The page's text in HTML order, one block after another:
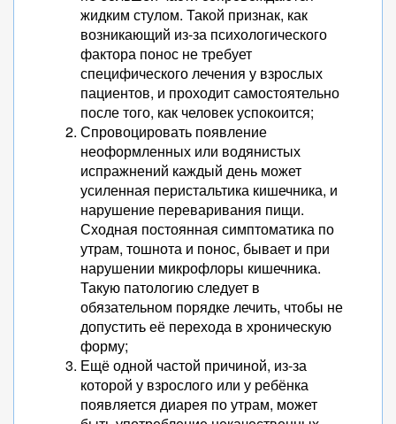
жидким стулом. Такой признак, как
возникающий из-за психологического
фактора понос не требует
специфического лечения у взрослых
пациентов, и проходит самостоятельно
после того, как человек успокоится;
Спровоцировать появление
неоформленных или водянистых
испражнений каждый день может
усиленная перистальтика кишечника, и
нарушение переваривания пищи.
Сходная постоянная симптоматика по
утрам, тошнота и понос, бывает и при
нарушении микрофлоры кишечника.
Такую патологию следует в
обязательном порядке лечить, чтобы не
допустить её перехода в хроническую
форму;
Ещё одной частой причиной, из-за
которой у взрослого или у ребёнка
появляется диарея по утрам, может